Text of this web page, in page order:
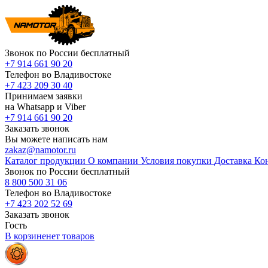
Звонок по России бесплатный
+7 914 661 90 20
Телефон во Владивостоке
+7 423 209 30 40
Принимаем заявки
на Whatsapp и Viber
+7 914 661 90 20
Заказать звонок
Вы можете написать нам
zakaz@namotor.ru
Каталог продукции О компании Условия покупки Доставка
Звонок по России бесплатный
8 800 500 31 06
Телефон во Владивостоке
+7 423 202 52 69
Заказать звонок
Гость
В корзиненет товаров